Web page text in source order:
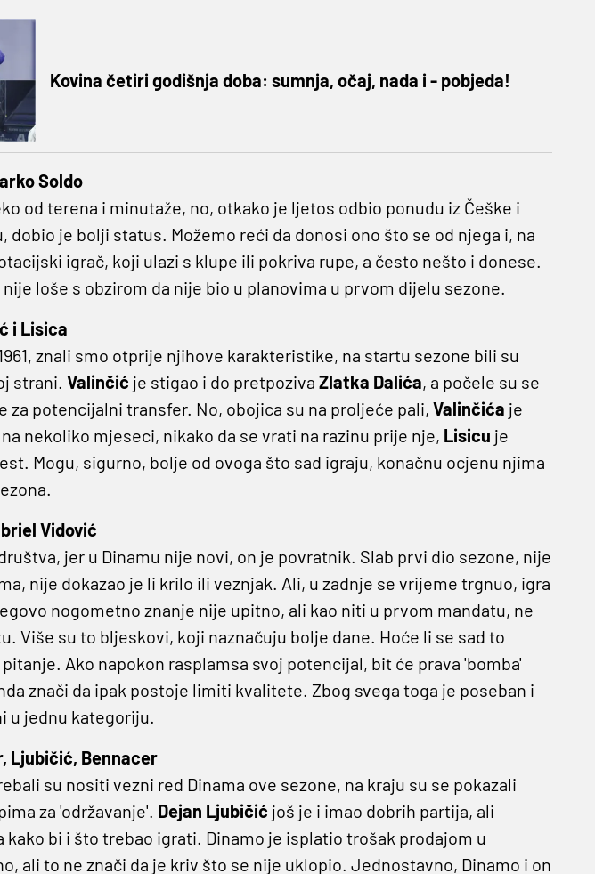
Kovina četiri godišnja doba: sumnja, očaj, nada i - pobjeda!
Soldo
od terena i minutaže, no, otkako je ljetos odbio ponudu iz Češke i
dobio je bolji status. Možemo reći da donosi ono što se od njega i, na
igrač, koji ulazi s klupe ili pokriva rupe, a često nešto i donese.
loše s obzirom da nije bio u planovima u prvom dijelu sezone.
i Lisica
znali smo otprije njihove karakteristike, na startu sezone bili su
strani. Valinčić je stigao i do pretpoziva Zlatka Dalića, a počele su se
za potencijalni transfer. No, obojica su na proljeće pali, Valinčića je
nekoliko mjeseci, nikako da se vrati na razinu prije nje, Lisicu je
Mogu, sigurno, bolje od ovoga što sad igraju, konačnu ocjenu njima
Vidović
jer u Dinamu nije novi, on je povratnik. Slab prvi dio sezone, nije
nije dokazao je li krilo ili veznjak. Ali, u zadnje se vrijeme trgnuo, igra
nogometno znanje nije upitno, ali kao niti u prvom mandatu, ne
Više su to bljeskovi, koji naznačuju bolje dane. Hoće li se sad to
Ako napokon rasplamsa svoj potencijal, bit će prava 'bomba'
znači da ipak postoje limiti kvalitete. Zbog svega toga je poseban i
u jednu kategoriju.
Ljubičić, Bennacer
su nositi vezni red Dinama ove sezone, na kraju su se pokazali
za 'održavanje'. Dejan Ljubičić još je i imao dobrih partija, ali
kako bi i što trebao igrati. Dinamo je isplatio trošak prodajom u
ali to ne znači da je kriv što se nije uklopio. Jednostavno, Dinamo i on